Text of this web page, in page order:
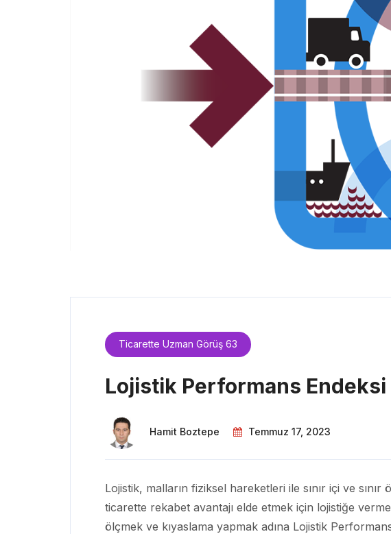
Ticarette Uzman Görüş 63
Lojistik Performans
Hamit Boztepe Temmuz 17, 2023
Lojistik, malların fiziksel hareketleri ile sınır içi ve
ticarette rekabet avantajı elde etmek için lojistiğe
ölçmek ve kıyaslama yapmak adına Lojistik